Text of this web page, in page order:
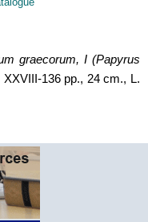
graecorum, I (Papyrus
XXVIII-136 pp., 24 cm., L.